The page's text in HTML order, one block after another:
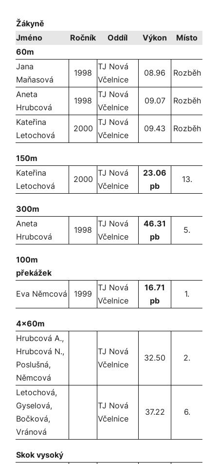
Žákyně
Jméno
Ročník Oddíl Výkon
Místo
60m
Jana
Maňasová
1998
TJ Nová
Včelnice
08.96 Rozběh
Aneta
Hrubcová
1998
TJ Nová
Včelnice
09.07 Rozběh
Kateřina
Letochová
2000
TJ Nová
Včelnice
09.43 Rozběh
150m
Kateřina
Letochová
2000
TJ Nová
Včelnice
23.06
pb
13.
300m
Aneta
Hrubcová
1998
TJ Nová
Včelnice
46.31
pb
5.
100m
překážek
Eva Němcová 1999
TJ Nová
Včelnice
16.71
pb
1.
4x60m
Hrubcová A.,
Hrubcová N.,
Poslušná,
Němcová
TJ Nová
Včelnice
32.50 2.
Letochová,
Gyselová,
Bočková,
Vránová
TJ Nová
Včelnice
37.22 6.
Skok vysoký